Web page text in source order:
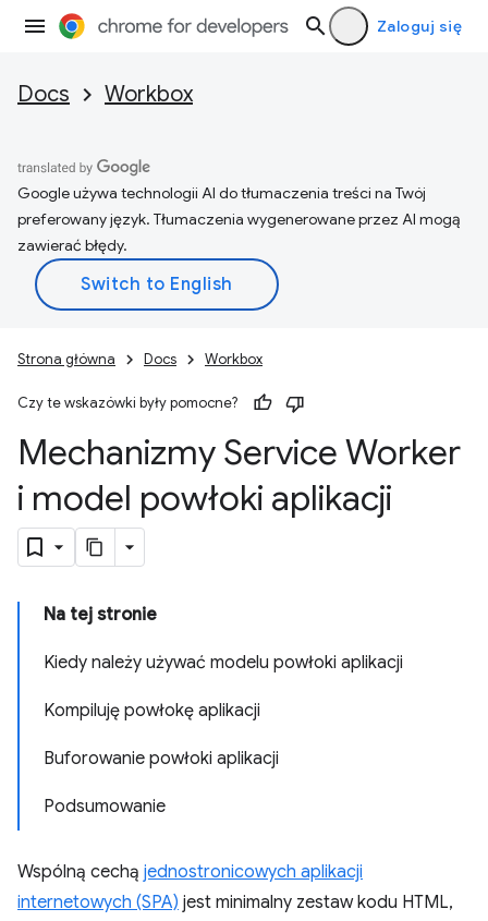
Zaloguj się
Docs Workbox
Google używa technologii AI do tłumaczenia treści na Twój
preferowany język. Tłumaczenia wygenerowane przez AI mogą
zawierać błędy.
Strona główna Docs Workbox
Czy te wskazówki były pomocne?
Mechanizmy Service Worker
i model powłoki aplikacji
Na tej stronie
Kiedy należy używać modelu powłoki aplikacji
Kompiluję powłokę aplikacji
Buforowanie powłoki aplikacji
Podsumowanie
Wspólną cechą jednostronicowych aplikacji
internetowych (SPA) jest minimalny zestaw kodu HTML,